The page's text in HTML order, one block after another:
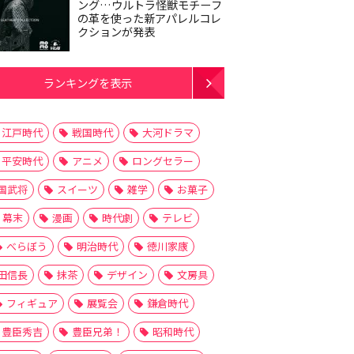
ング…ウルトラ怪獣モチーフ
の革を使った新アパレルコレ
クションが発表
ランキングを表示
江戸時代 戦国時代
大河ドラマ
平安時代
アニメ
ロングセラー
武将
スイーツ 雑学
お菓子
幕末
漫画 時代劇
テレビ
べらぼう
明治時代
徳川家康
信長
抹茶 デザイン
文房具
フィギュア
展覧会
鎌倉時代
豊臣秀吉
豊臣兄弟！
昭和時代